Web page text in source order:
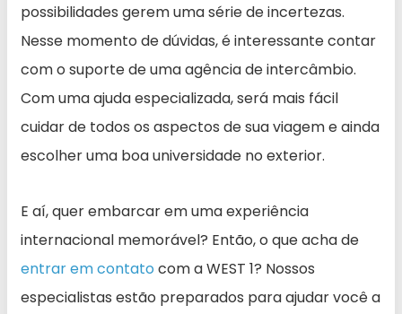
possibilidades gerem uma série de incertezas.
Nesse momento de dúvidas, é interessante contar
com o suporte de uma agência de intercâmbio.
Com uma ajuda especializada, será mais fácil
cuidar de todos os aspectos de sua viagem e ainda
escolher uma boa universidade no exterior.
E aí, quer embarcar em uma experiência
internacional memorável? Então, o que acha de
entrar em contato com a WEST 1? Nossos
especialistas estão preparados para ajudar você a